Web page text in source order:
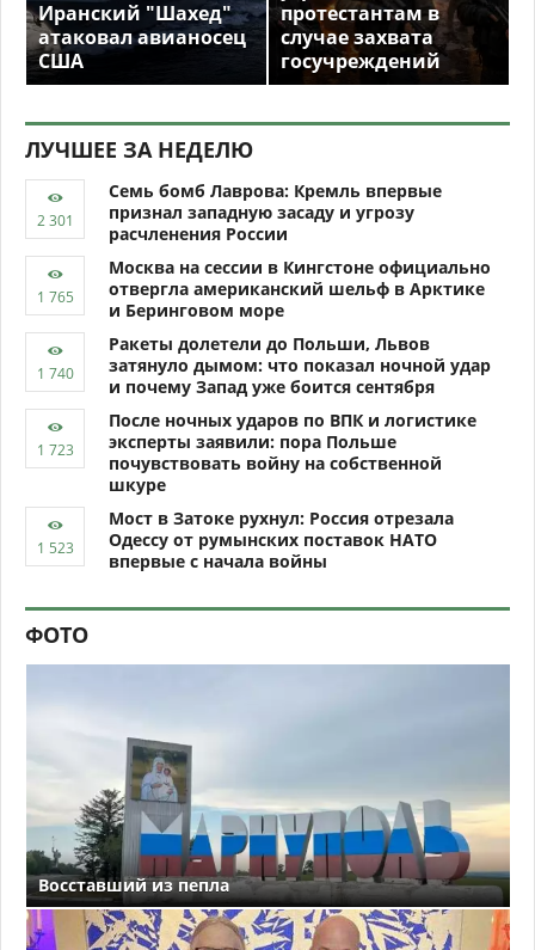
Иранский "Шахед"
атаковал авианосец
США
протестантам в
случае захвата
госучреждений
ЛУЧШЕЕ ЗА НЕДЕЛЮ
Семь бомб Лаврова: Кремль впервые
признал западную засаду и угрозу
расчленения России
Москва на сессии в Кингстоне официально
отвергла американский шельф в Арктике
и Беринговом море
Ракеты долетели до Польши, Львов
затянуло дымом: что показал ночной удар
и почему Запад уже боится сентября
После ночных ударов по ВПК и логистике
эксперты заявили: пора Польше
почувствовать войну на собственной
шкуре
Мост в Затоке рухнул: Россия отрезала
Одессу от румынских поставок НАТО
впервые с начала войны
ФОТО
Восставший из пепла